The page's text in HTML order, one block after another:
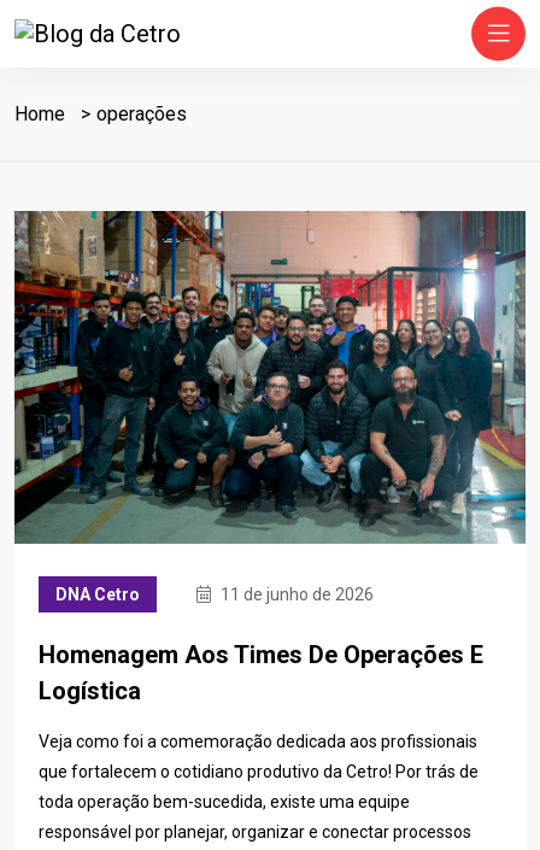
Home operações
DNA Cetro 11 de junho de 2026
Homenagem Aos Times De Operações E
Logística
Veja como foi a comemoração dedicada aos profissionais
que fortalecem o cotidiano produtivo da Cetro! Por trás de
toda operação bem-sucedida, existe uma equipe
responsável por planejar, organizar e conectar processos